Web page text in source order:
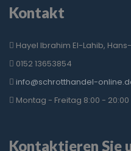
Kontakt
Hayel Ibrahim El-Lahib,
0152 13653854
info@schrotthandel-
Montag - Freitag 8:00 - 20:00
Kontaktieren Sie